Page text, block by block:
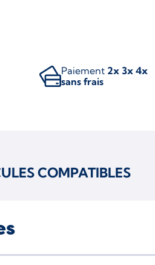
Paiement 2x 3x 4x
sans frais
COMPATIBLES